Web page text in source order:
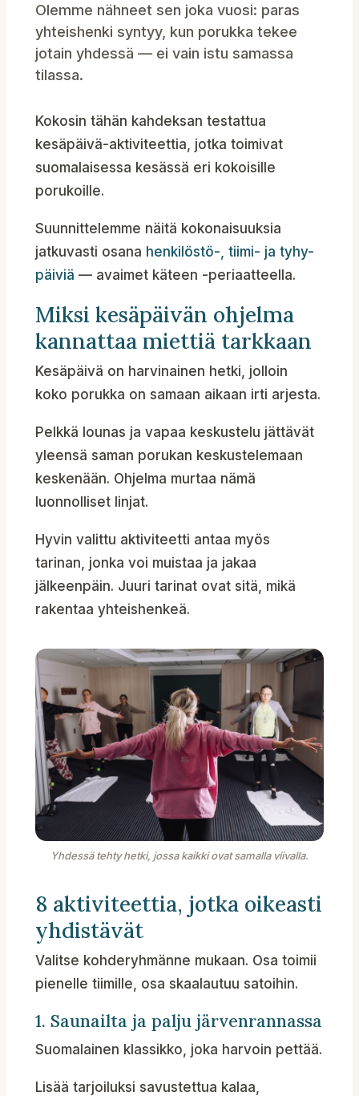
Olemme nähneet sen joka vuosi: paras
yhteishenki syntyy, kun porukka tekee
jotain yhdessä — ei vain istu samassa
tilassa.
Kokosin tähän kahdeksan testattua
kesäpäivä-aktiviteettia, jotka toimivat
suomalaisessa kesässä eri kokoisille
porukoille.
Suunnittelemme näitä kokonaisuuksia
jatkuvasti osana henkilöstö-, tiimi- ja tyhy-
päiviä — avaimet käteen -periaatteella.
Miksi kesäpäivän ohjelma
kannattaa miettiä tarkkaan
Kesäpäivä on harvinainen hetki, jolloin
koko porukka on samaan aikaan irti arjesta.
Pelkkä lounas ja vapaa keskustelu jättävät
yleensä saman porukan keskustelemaan
keskenään. Ohjelma murtaa nämä
luonnolliset linjat.
Hyvin valittu aktiviteetti antaa myös
tarinan, jonka voi muistaa ja jakaa
jälkeenpäin. Juuri tarinat ovat sitä, mikä
rakentaa yhteishenkeä.
Yhdessä tehty hetki, jossa kaikki ovat samalla viivalla.
8 aktiviteettia, jotka oikeasti
yhdistävät
Valitse kohderyhmänne mukaan. Osa toimii
pienelle tiimille, osa skaalautuu satoihin.
1. Saunailta ja palju järvenrannassa
Suomalainen klassikko, joka harvoin pettää.
Lisää tarjoiluksi savustettua kalaa,